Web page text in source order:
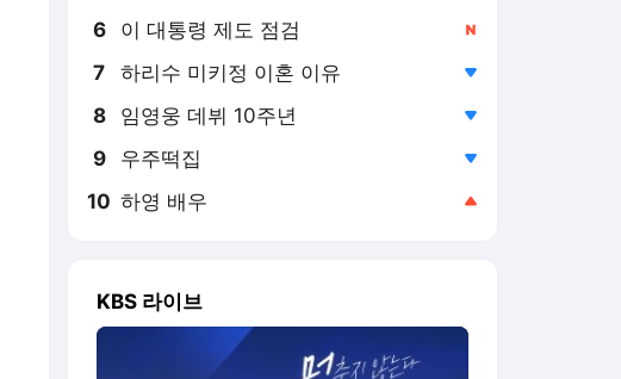
6 이 대통령 제도 점검
7 하리수 미키정 이혼 이유
8 임영웅 데뷔 10주년
9 우주떡집
10 하영 배우
KBS 라이브